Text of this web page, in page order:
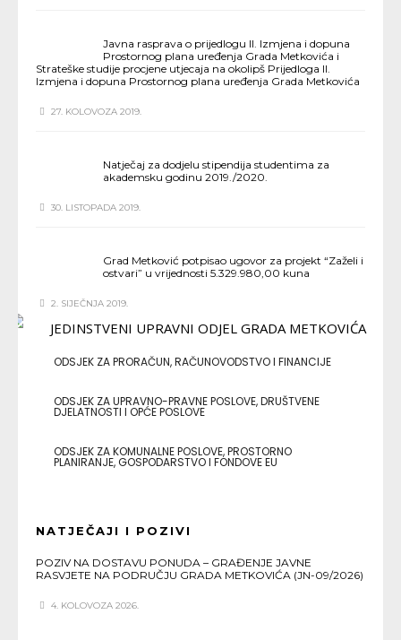
Javna rasprava o prijedlogu II. Izmjena i dopuna
Prostornog plana uređenja Grada Metkovića i
Strateške studije procjene utjecaja na okolipš Prijedloga II.
Izmjena i dopuna Prostornog plana uređenja Grada Metkovića
27. KOLOVOZA 2019.
Natječaj za dodjelu stipendija studentima za
akademsku godinu 2019./2020.
30. LISTOPADA 2019.
Grad Metković potpisao ugovor za projekt “Zaželi i
ostvari” u vrijednosti 5.329.980,00 kuna
2. SIJEČNJA 2019.
ODSJEK ZA PRORAČUN, RAČUNOVODSTVO I FINANCIJE
ODSJEK ZA UPRAVNO-PRAVNE POSLOVE, DRUŠTVENE
DJELATNOSTI I OPĆE POSLOVE
ODSJEK ZA KOMUNALNE POSLOVE, PROSTORNO
PLANIRANJE, GOSPODARSTVO I FONDOVE EU
NATJEČAJI I POZIVI
POZIV NA DOSTAVU PONUDA – GRAĐENJE JAVNE
RASVJETE NA PODRUČJU GRADA METKOVIĆA (JN-09/2026)
4. KOLOVOZA 2026.